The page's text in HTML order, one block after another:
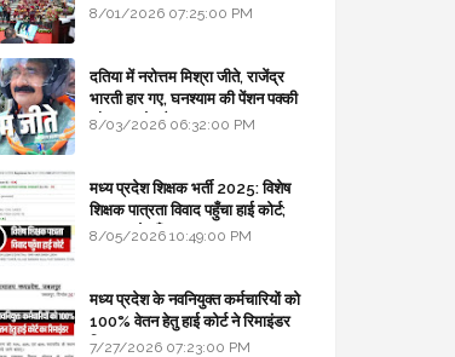
8/01/2026 07:25:00 PM
दतिया में नरोत्तम मिश्रा जीते, राजेंद्र
भारती हार गए, घनश्याम की पेंशन पक्की
और आशुतोष बैक टू...
8/03/2026 06:32:00 PM
मध्य प्रदेश शिक्षक भर्ती 2025: विशेष
शिक्षक पात्रता विवाद पहुँचा हाई कोर्ट;
सरकार से माँगा जवाब
8/05/2026 10:49:00 PM
मध्य प्रदेश के नवनियुक्त कर्मचारियों को
100% वेतन हेतु हाई कोर्ट ने रिमाइंडर
लिखा
7/27/2026 07:23:00 PM